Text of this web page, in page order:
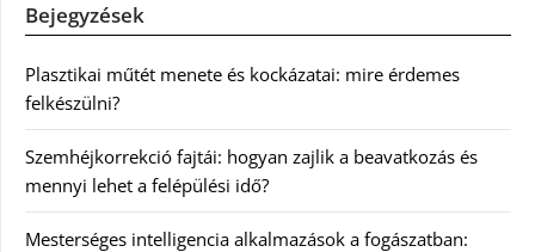
Bejegyzések
Plasztikai műtét menete és kockázatai: mire érdemes
felkészülni?
Szemhéjkorrekció fajtái: hogyan zajlik a beavatkozás és
mennyi lehet a felépülési idő?
Mesterséges intelligencia alkalmazások a fogászatban: